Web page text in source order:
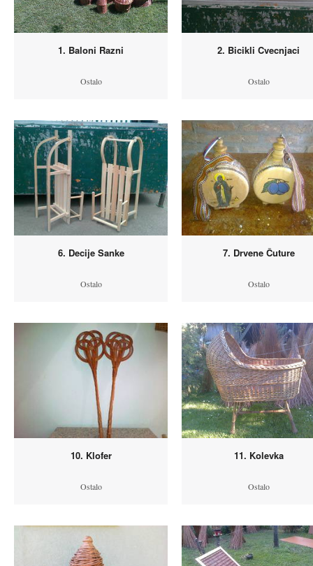
1. Baloni Razni
Ostalo
2. Bicikli Cvecnjaci
Ostalo
6. Decije Sanke
Ostalo
7. Drvene Čuture
Ostalo
10. Klofer
Ostalo
11. Kolevka
Ostalo